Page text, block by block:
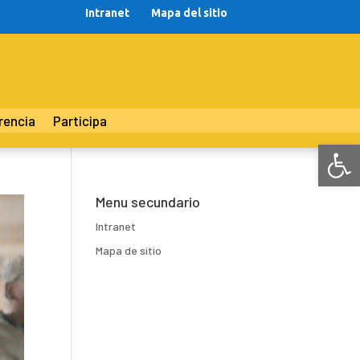
Intranet Mapa del sitio
Participa
Menu secundario
Intranet
Mapa de sitio